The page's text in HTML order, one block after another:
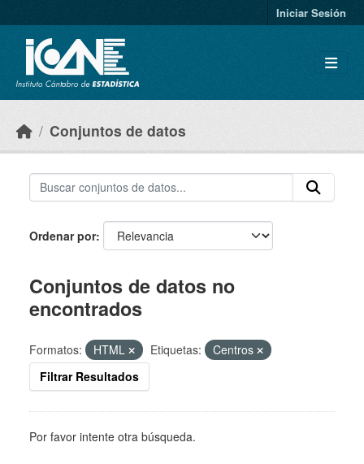
Iniciar Sesión
Conjuntos de datos
Ordenar por
Conjuntos de datos no
encontrados
Formatos: HTML Etiquetas:
Centros
Filtrar Resultados
Por favor intente otra búsqueda.